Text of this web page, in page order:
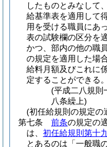
したものとみなして
給基準表を適用して
用を受ける職員にあ
表の試験欄の区分を
かつ、部内の他の職
の規定を適用した場
給料月額及びこれに
定することができる。
(平成二八規則
八条繰上)
(初任給規則の規定の
第七条
前条の規定の
は、 初任給規則第十
とあるのは「一般職